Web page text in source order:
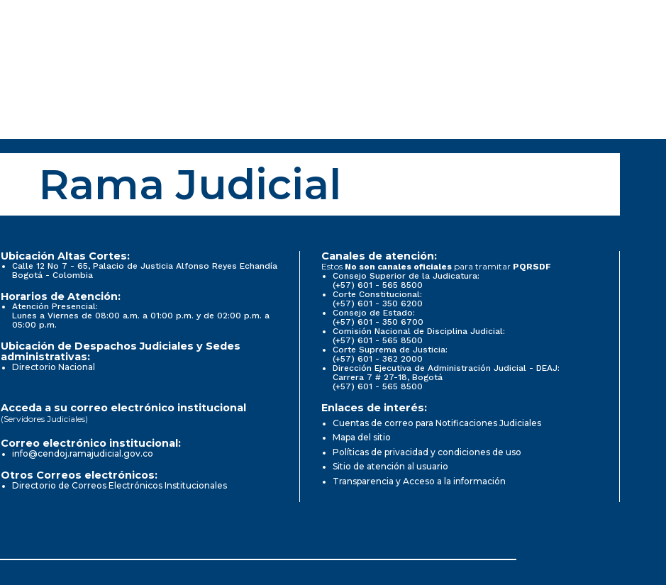
Rama Judicial
Ubicación Altas Cortes:
Calle 12 No 7 - 65, Palacio de Justicia Alfonso Reyes Echandía
Bogotá - Colombia
Horarios de Atención:
Atención Presencial:
Lunes a Viernes de 08:00 a.m. a 01:00 p.m. y de 02:00 p.m. a
05:00 p.m.
Ubicación de Despachos Judiciales y Sedes
administrativas:
Directorio Nacional
Canales de atención:
Estos No son canales oficiales para tramitar PQRSDF
Consejo Superior de la Judicatura:
(+57) 601 - 565 8500
Corte Constitucional:
(+57) 601 - 350 6200
Consejo de Estado:
(+57) 601 - 350 6700
Comisión Nacional de Disciplina Judicial:
(+57) 601 - 565 8500
Corte Suprema de Justicia:
(+57) 601 - 362 2000
Dirección Ejecutiva de Administración Judicial - DEAJ:
Carrera 7 # 27-18, Bogotá
(+57) 601 - 565 8500
Acceda a su correo electrónico institucional
(Servidores Judiciales)
Correo electrónico institucional:
info@cendoj.ramajudicial.gov.co
Otros Correos electrónicos:
Directorio de Correos Electrónicos Institucionales
Enlaces de interés:
Cuentas de correo para Notificaciones Judiciales
Mapa del sitio
Políticas de privacidad y condiciones de uso
Sitio de atención al usuario
Transparencia y Acceso a la información